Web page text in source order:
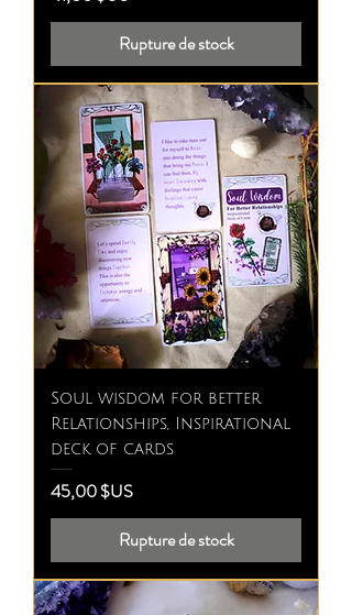
Rupture de stock
Soul wisdom for better
Relationships, Inspirational
deck of cards
Prix
45,00 $US
Rupture de stock